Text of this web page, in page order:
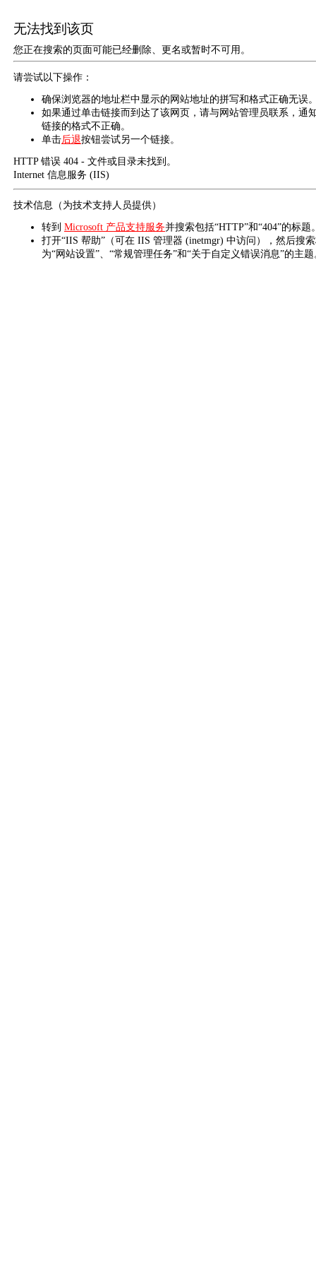
无法找到该页
您正在搜索的页面可能已经删除、更名或暂时不可用。
请尝试以下操作：
确保浏览器的地址栏中显示的网站地址的拼写和格式正确无误
如果通过单击链接而到达了该网页，请与网站管理员联系，通
链接的格式不正确。
单击后退按钮尝试另一个链接。
HTTP 错误 404 - 文件或目录未找到。
Internet 信息服务 (IIS)
技术信息（为技术支持人员提供）
转到 Microsoft 产品支持服务并搜索包括“HTTP”和“404”的标题
打开“IIS 帮助”（可在 IIS 管理器 (inetmgr) 中访问），然后搜
为“网站设置”、“常规管理任务”和“关于自定义错误消息”的主题